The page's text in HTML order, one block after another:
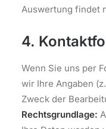
Auswertung findet
4.
Wenn Sie uns per
wir Ihre Angaben
Zweck der
Rechtsgrundlage: